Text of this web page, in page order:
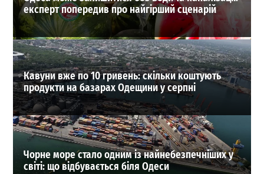
експерт попередив про найгірший сценарій
Кавуни вже по 10 гривень: скільки коштують
продукти на базарах Одещини у серпні
Чорне море стало одним із найнебезпечніших у
світі: що відбувається біля Одеси